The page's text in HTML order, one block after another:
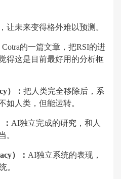
让未来变得格外难以预测。
的一篇文章，把RSI的进
得这是目前最好用的分析框
）： 把人类完全移除后，系
人类，但能运转。
AI独立完成的研究，和人
。
）： AI独立系统的表现，
。